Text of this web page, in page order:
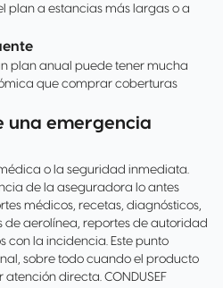
plan a estancias más largas o a
plan anual puede tener mucha
que comprar coberturas
una emergencia
o la seguridad inmediata.
de la aseguradora lo antes
médicos, recetas, diagnósticos,
de aerolínea, reportes de autoridad
la incidencia. Este punto
sobre todo cuando el producto
directa. CONDUSEF